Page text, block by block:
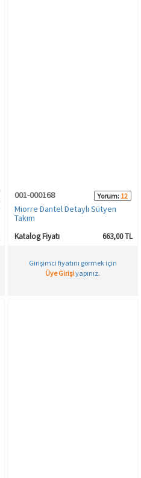
001-000168 Yorum: 12
Miorre Dantel Detaylı Sütyen
Takım
Katalog Fiyatı 663,00 TL
Girişimci fiyatını görmek için
Üye Girişiyapınız.